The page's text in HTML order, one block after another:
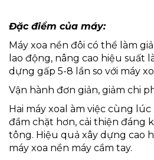
Đặc điểm của máy:
Máy xoa nền đôi có thể làm
lao động, nâng cao hiệu suất
dựng gấp 5-8 lần so với máy
Vận hành đơn giản, giảm chi
Hai máy xoal àm việc cùng
đầm chặt hơn, cải thiện đáng
tông. Hiệu quả xây dựng cao
máy xoa nền máy cầm tay.